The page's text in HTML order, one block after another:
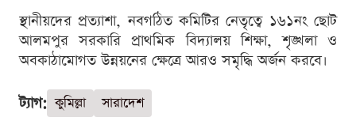
স্থানীয়দের প্রত্যাশা, নবগঠিত কমিটির নেতৃত্বে ১৬১নং ছোট
আলমপুর সরকারি প্রাথমিক বিদ্যালয় শিক্ষা, শৃঙ্খলা ও
অবকাঠামোগত উন্নয়নের ক্ষেত্রে আরও সমৃদ্ধি অর্জন করবে।
ট্যাগ: কুমিল্লা সারাদেশ